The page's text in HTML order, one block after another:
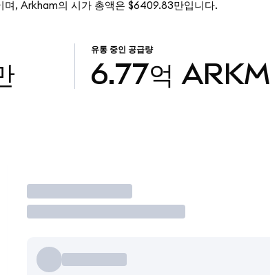
, Arkham의 시가 총액은 $6409.83만입니다.
유통 중인 공급량
6.77억 ARKM
거래